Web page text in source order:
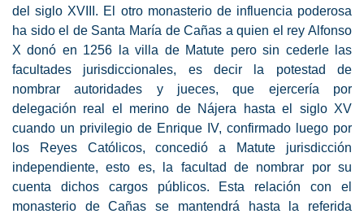
del siglo XVIII. El otro monasterio de influencia poderosa
ha sido el de Santa María de Cañas a quien el rey Alfonso
X donó en 1256 la villa de Matute pero sin cederle las
facultades jurisdiccionales, es decir la potestad de
nombrar autoridades y jueces, que ejercería por
delegación real el merino de Nájera hasta el siglo XV
cuando un privilegio de Enrique IV, confirmado luego por
los Reyes Católicos, concedió a Matute jurisdicción
independiente, esto es, la facultad de nombrar por su
cuenta dichos cargos públicos. Esta relación con el
monasterio de Cañas se mantendrá hasta la referida